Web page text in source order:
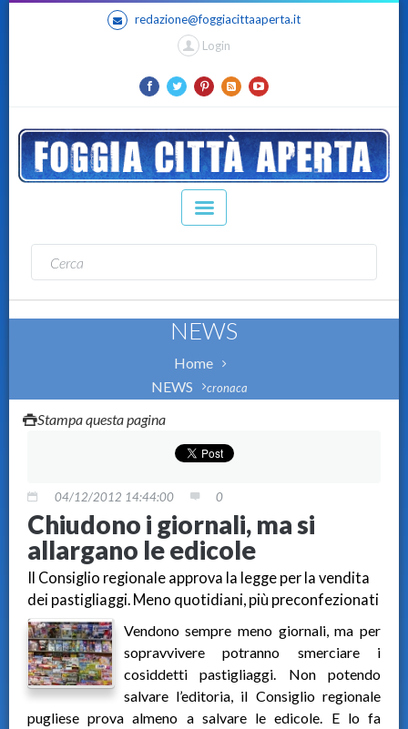
redazione@foggiacittaaperta.it
Login
NEWS
Home
NEWS
cronaca
Stampa questa pagina
04/12/2012 14:44:00 0
Chiudono i giornali, ma si
allargano le edicole
Il Consiglio regionale approva la legge per la vendita
dei pastigliaggi. Meno quotidiani, più preconfezionati
Vendono sempre meno giornali, ma per
sopravvivere potranno smerciare i
cosiddetti pastigliaggi. Non potendo
salvare l’editoria, il Consiglio regionale
pugliese prova almeno a salvare le edicole. E lo fa